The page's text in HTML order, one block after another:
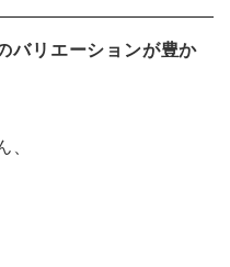
バリエーションが豊か
、